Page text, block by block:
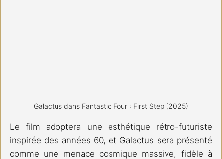
Galactus dans Fantastic Four : First Step (2025)
Le film adoptera une esthétique rétro-futuriste
inspirée des années 60, et Galactus sera présenté
comme une menace cosmique massive, fidèle à